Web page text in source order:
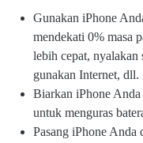
Gunakan iPhone
mendekati 0% masa
lebih cepat, nyalakan
gunakan Internet, dll.
Biarkan iPhone
untuk menguras
Pasang iPhone Anda